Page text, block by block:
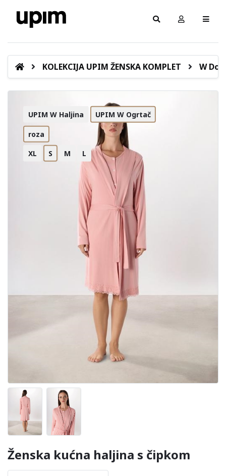
KOLEKCIJA UPIM ŽENSKA KOMPLET W
UPIM W Haljina UPIM W Ogrtač
roza
XL S M L
Ženska kućna haljina s čipkom